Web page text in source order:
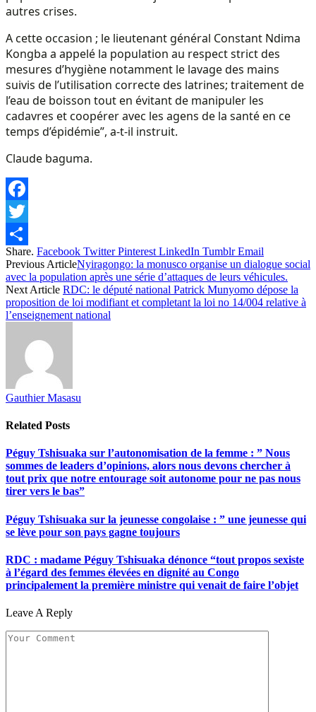
autres crises.
A cette occasion ; le lieutenant général Constant Ndima
Kongba a appelé la population au respect strict des
mesures d’hygiène notamment le lavage des mains
suivis de l’utilisation correcte des latrines; traitement de
l’eau de boisson tout en évitant de manipuler les
cadavres et coopérer avec les agens de la santé en ce
temps d’épidémie”, a-t-il instruit.
Claude baguma.
Facebook
Twitter
Share
Share. Facebook Twitter Pinterest LinkedIn Tumblr Email
Previous ArticleNyiragongo: la monusco organise un dialogue social
avec la population après une série d’attaques de leurs véhicules.
Next Article RDC: le député national Patrick Munyomo dépose la
proposition de loi modifiant et completant la loi no 14/004 relative à
l’enseignement national
Gauthier Masasu
Related Posts
Péguy Tshisuaka sur l’autonomisation de la femme : ” Nous
sommes de leaders d’opinions, alors nous devons chercher à
tout prix que notre entourage soit autonome pour ne pas nous
tirer vers le bas”
Péguy Tshisuaka sur la jeunesse congolaise : ” une jeunesse qui
se lève pour son pays gagne toujours
RDC : madame Péguy Tshisuaka dénonce “tout propos sexiste
à l’égard des femmes élevées en dignité au Congo
principalement la première ministre qui venait de faire l’objet
Leave A Reply